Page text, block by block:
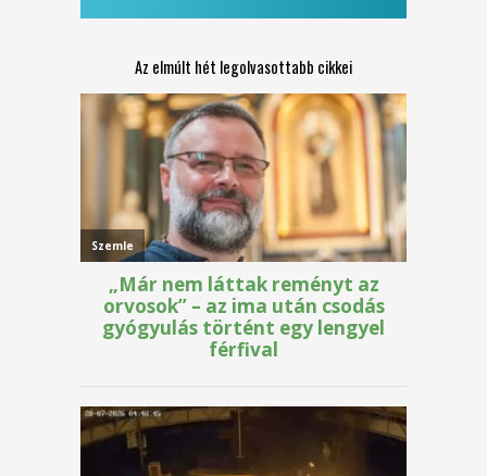
Az elmúlt hét legolvasottabb cikkei